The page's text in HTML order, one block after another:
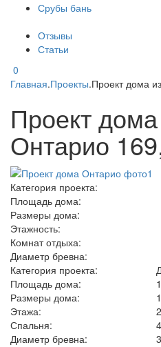
Срубы бань
Отзывы
Статьи
0
Главная.Проекты.Проект дома
Проект
Онтарио
Категория проекта:
Площадь дома:
Размеры дома:
Этажность:
Комнат отдыха:
Диаметр бревна:
Категория проекта:
Площадь дома:
Размеры дома:
Этажа:
2
Спальня:
4
Диаметр бревна: